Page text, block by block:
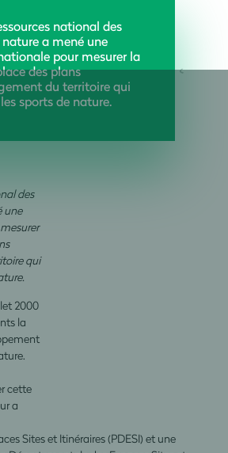
national des
a mené une
pour mesurer la
des plans
du territoire qui
sports de nature.
des
une
qui
2000
la
cette
a
Sites et Itinéraires (PDESI) et une